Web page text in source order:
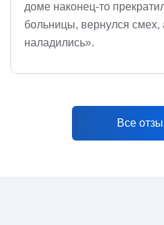
доме наконец-то
больницы, вернулся
наладились».
Все